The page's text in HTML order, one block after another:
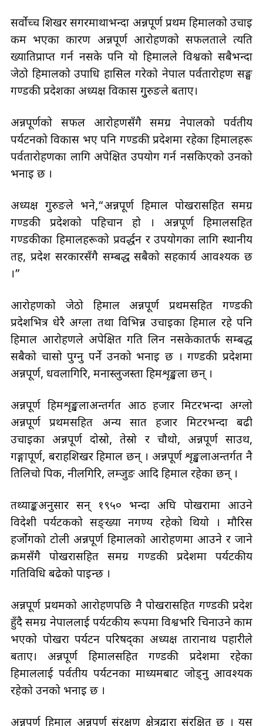
सर्वोच्च शिखर सगरमाथाभन्दा अन्नपूर्ण प्रथम हिमालको उचाइ
कम भएका कारण अन्नपूर्ण आरोहणको सफलताले त्यति
ख्यातिप्राप्त गर्न नसके पनि यो हिमालले विश्वको सबैभन्दा
जेठो हिमालको उपाधि हासिल गरेको नेपाल पर्वतारोहण सङ्घ
गण्डकी प्रदेशका अध्यक्ष विकास गुुरुङले बताए।
अन्नपूर्णको सफल आरोहणसँगै समग्र नेपालको पर्वतीय
पर्यटनको विकास भए पनि गण्डकी प्रदेशमा रहेका हिमालहरू
पर्वतारोहणका लागि अपेक्षित उपयोग गर्न नसकिएको उनको
भनाइ छ ।
अध्यक्ष गुरुङले भने,“अन्नपूर्ण हिमाल पोखरासहित समग्र
गण्डकी प्रदेशको पहिचान हो । अन्नपूर्ण हिमालसहित
गण्डकीका हिमालहरूको प्रवर्द्धन र उपयोगका लागि स्थानीय
तह, प्रदेश सरकारसँगै सम्बद्ध सबैको सहकार्य आवश्यक छ
।”
आरोहणको जेठो हिमाल अन्नपूर्ण प्रथमसहित गण्डकी
प्रदेशभित्र धेरै अग्ला तथा विभिन्न उचाइका हिमाल रहे पनि
हिमाल आरोहणले अपेक्षित गति लिन नसकेकातर्फ सम्बद्ध
सबैको चासो पुग्नु पर्ने उनको भनाइ छ । गण्डकी प्रदेशमा
अन्नपूर्ण, धवलागिरि, मनास्लुजस्ता हिमशृङ्खला छन् ।
अन्नपूर्ण हिमशृङ्खलाअन्तर्गत आठ हजार मिटरभन्दा अग्लो
अन्नपूर्ण प्रथमसहित अन्य सात हजार मिटरभन्दा बढी
उचाइका अन्नपूर्ण दोस्रो, तेस्रो र चौथो, अन्नपूर्ण साउथ,
गङ्गापूर्ण, बराहशिखर हिमाल छन् । अन्नपूर्ण शृङ्खलाअन्तर्गत नै
तिलिचो पिक, नीलगिरि, लम्जुङ आदि हिमाल रहेका छन् ।
तथ्याङ्कअनुसार सन् १९५० भन्दा अघि पोखरामा आउने
विदेशी पर्यटकको सङ्ख्या नगण्य रहेको थियो । मौरिस
हर्जोगको टोली अन्नपूर्ण हिमालको आरोहणमा आउने र जाने
क्रमसँगै पोखरासहित समग्र गण्डकी प्रदेशमा पर्यटकीय
गतिविधि बढेको पाइन्छ ।
अन्नपूर्ण प्रथमको आरोहणपछि नै पोखरासहित गण्डकी प्रदेश
हुँदै समग्र नेपाललाई पर्यटकीय रूपमा विश्वभरि चिनाउने काम
भएको पोखरा पर्यटन परिषद्का अध्यक्ष तारानाथ पहारीले
बताए। अन्नपूर्ण हिमालसहित गण्डकी प्रदेशमा रहेका
हिमाललाई पर्वतीय पर्यटनका माध्यमबाट जोड्नु आवश्यक
रहेको उनको भनाइ छ ।